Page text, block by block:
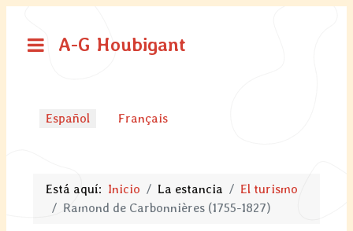
A-G Houbigant
Seleccione su idioma
Español Français
Está aquí: Inicio La estancia
El turismo
Ramond de Carbonnières (1755-1827)